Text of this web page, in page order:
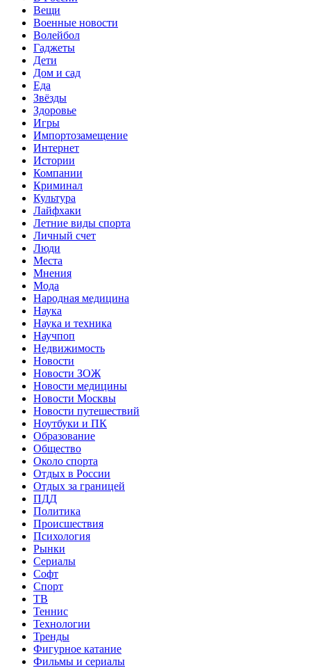
Вещи
Военные новости
Волейбол
Гаджеты
Дети
Дом и сад
Еда
Звёзды
Здоровье
Игры
Импортозамещение
Интернет
Истории
Компании
Криминал
Культура
Лайфхаки
Летние виды спорта
Личный счет
Люди
Места
Мнения
Мода
Народная медицина
Наука
Наука и техника
Научпоп
Недвижимость
Новости
Новости ЗОЖ
Новости медицины
Новости Москвы
Новости путешествий
Ноутбуки и ПК
Образование
Общество
Около спорта
Отдых в России
Отдых за границей
ПДД
Политика
Происшествия
Психология
Рынки
Сериалы
Софт
Спорт
ТВ
Теннис
Технологии
Тренды
Фигурное катание
Фильмы и сериалы